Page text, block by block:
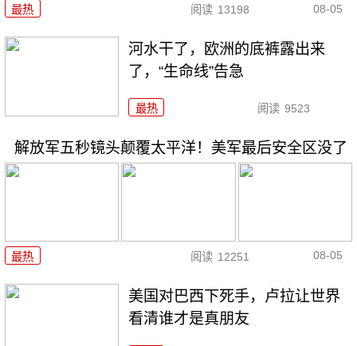
最热 阅读 13198 08-05
河水干了，欧洲的底裤露出来
了，“生命线”告急
最热 阅读 9523
解放军五秒镜头颠覆太平洋！美军最后安全区没了
最热 阅读 12251 08-05
美国对巴西下死手，卢拉让世界
看清谁才是真朋友